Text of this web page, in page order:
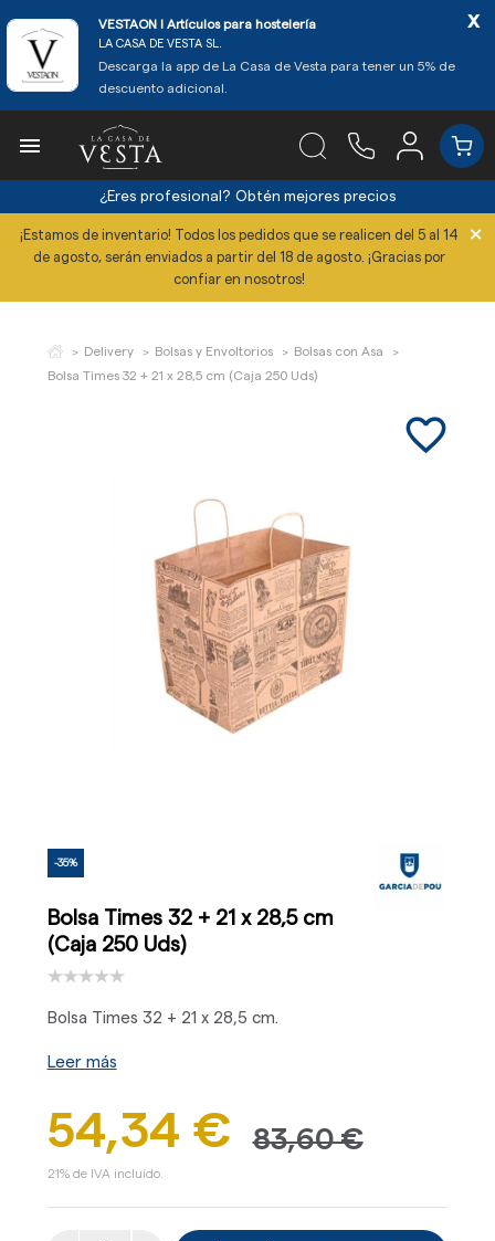
VESTAON l Artículos para hostelería
LA CASA DE VESTA SL.
Descarga la app de La Casa de Vesta para tener un 5% de
descuento adicional.
x

¿Eres profesional? Obtén mejores precios
¡Estamos de inventario! Todos los pedidos que se realicen del 5 al 14
de agosto, serán enviados a partir del 18 de agosto. ¡Gracias por
confiar en nosotros!
×
Delivery Bolsas y Envoltorios
Bolsas con Asa
Bolsa Times 32 + 21 x 28,5 cm (Caja 250 Uds)
favorite_border
-35%
Bolsa Times 32 + 21 x 28,5 cm
(Caja 250 Uds)
Bolsa Times 32 + 21 x 28,5 cm.
Leer más
54,34 € 83,60 €
21% de IVA incluido.